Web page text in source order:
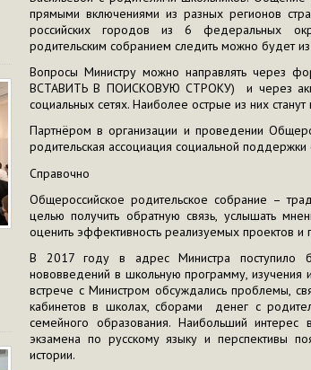
прямыми включениями из разных регионов
российских городов из 6 федеральных
родительским собранием следить можно будет
Вопросы Министру можно направлять через
ВСТАВИТЬ В ПОИСКОВУЮ СТРОКУ) и через
социальных сетях. Наиболее острые из них
Партнёром в организации и проведении
родительская ассоциация социальной
Справочно
Общероссийское родительское собрание –
целью получить обратную связь, услышать
оценить эффективность реализуемых проектов и
В 2017 году в адрес Министра поступило
нововведений в школьную программу, изучения
встрече с Министром обсуждались проблемы,
кабинетов в школах, сборами денег с
семейного образования. Наибольший интерес
экзамена по русскому языку и перспективы
истории.